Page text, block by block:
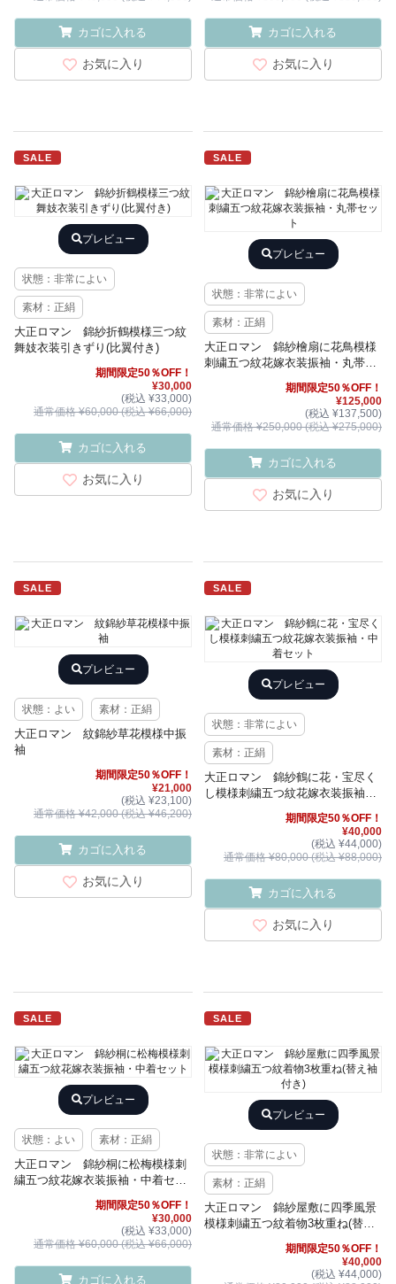
カゴに入れる
お気に入り
カゴに入れる
お気に入り
SALE
プレビュー
状態：非常によい
素材：正絹
大正ロマン 錦紗折鶴模様三つ紋
舞妓衣装引きずり(比翼付き)
期間限定50％OFF！
¥30,000
(税込 ¥33,000)
通常価格 ¥60,000 (税込 ¥66,000)
カゴに入れる
お気に入り
SALE
プレビュー
状態：非常によい
素材：正絹
大正ロマン 錦紗檜扇に花鳥模様
刺繍五つ紋花嫁衣装振袖・丸帯セ
期間限定50％OFF！
¥125,000
(税込 ¥137,500)
通常価格 ¥250,000 (税込 ¥275,000)
カゴに入れる
お気に入り
SALE
プレビュー
状態：よい 素材：正絹
大正ロマン 紋錦紗草花模様中振
袖
期間限定50％OFF！
¥21,000
(税込 ¥23,100)
通常価格 ¥42,000 (税込 ¥46,200)
カゴに入れる
お気に入り
SALE
プレビュー
状態：非常によい
素材：正絹
大正ロマン 錦紗鶴に花・宝尽く
し模様刺繍五つ紋花嫁衣装振袖・
期間限定50％OFF！
¥40,000
(税込 ¥44,000)
通常価格 ¥80,000 (税込 ¥88,000)
カゴに入れる
お気に入り
SALE
プレビュー
状態：よい 素材：正絹
大正ロマン 錦紗桐に松梅模様刺
繍五つ紋花嫁衣装振袖・中着セッ
期間限定50％OFF！
¥30,000
(税込 ¥33,000)
通常価格 ¥60,000 (税込 ¥66,000)
カゴに入れる
SALE
プレビュー
状態：非常によい
素材：正絹
大正ロマン 錦紗屋敷に四季風景
模様刺繍五つ紋着物3枚重ね(替え
期間限定50％OFF！
¥40,000
(税込 ¥44,000)